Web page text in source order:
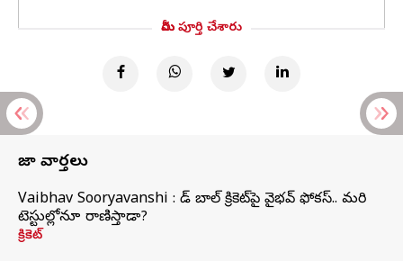
మీరు పూర్తి చేశారు
తాజా వార్తలు
Vaibhav Sooryavanshi : రెడ్ బాల్ క్రికెట్‌పై వైభవ్ ఫోకస్.. మరి
టెస్టుల్లోనూ రాణిస్తాడా?
క్రికెట్